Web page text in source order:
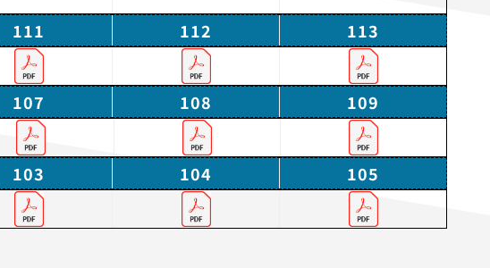
111 112 113
107 108 109
103 104 105